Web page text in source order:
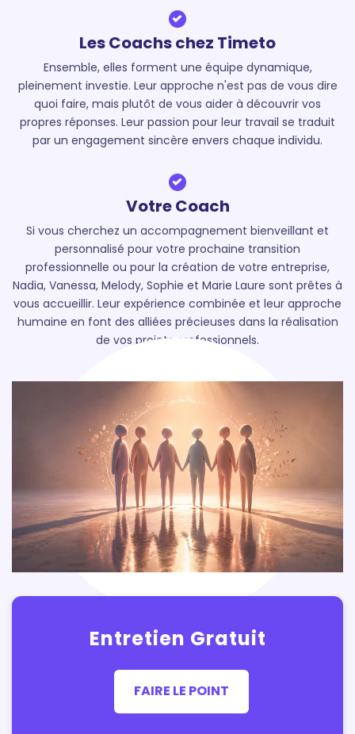
Les Coachs chez Timeto
Ensemble, elles forment une équipe dynamique,
pleinement investie. Leur approche n'est pas de vous dire
quoi faire, mais plutôt de vous aider à découvrir vos
propres réponses. Leur passion pour leur travail se traduit
par un engagement sincère envers chaque individu.
Votre Coach
Si vous cherchez un accompagnement bienveillant et
personnalisé pour votre prochaine transition
professionnelle ou pour la création de votre entreprise,
Nadia, Vanessa, Melody, Sophie et Marie Laure sont prêtes à
vous accueillir. Leur expérience combinée et leur approche
humaine en font des alliées précieuses dans la réalisation
de vos projets professionnels.
Entretien Gratuit
FAIRE LE POINT